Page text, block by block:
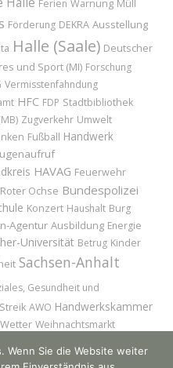
Ferien Warnung Müll
Förderung DEKRA Ausstellung
Halle (Saale) Deutscher
und Sport (MI) Forschung
Vermisstenfahndung
HFC FDP Stadtbibliothek
Zugverkehr Umwelt
Fußball Handwerk
HAVAG Feuerwehr
Roter Ochse Bundespolizei
Konzert Haushalt Burg
Agentur Ausbildung Energie
Universität Betrug Kinder
Sachsen-Anhalt
Gesundheit und
Streik AWO Handwerkskammer
Wetter Weihnachtsmarkt
Wenn Sie die Website weiter